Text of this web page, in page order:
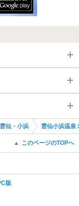
雲仙・小浜 雲仙小浜温泉
▲ このページのTOPへ
版